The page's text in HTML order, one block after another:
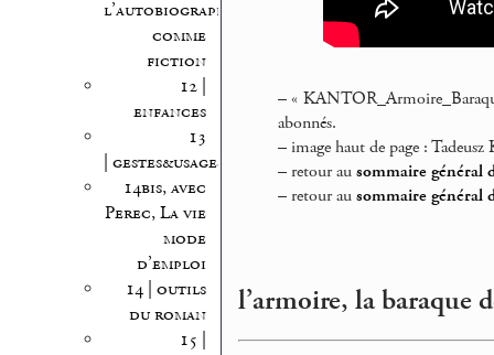
l’autobiographie
comme
fiction
12 |
enfances
13
| gestes&usages
14bis, avec
Perec, La vie
mode
d’emploi
14 | outils
du roman
15 |
–«
abonnés.
–image haut de page :
–retour ausommaire général
–retour ausommaire général
l’armoire, la baraque